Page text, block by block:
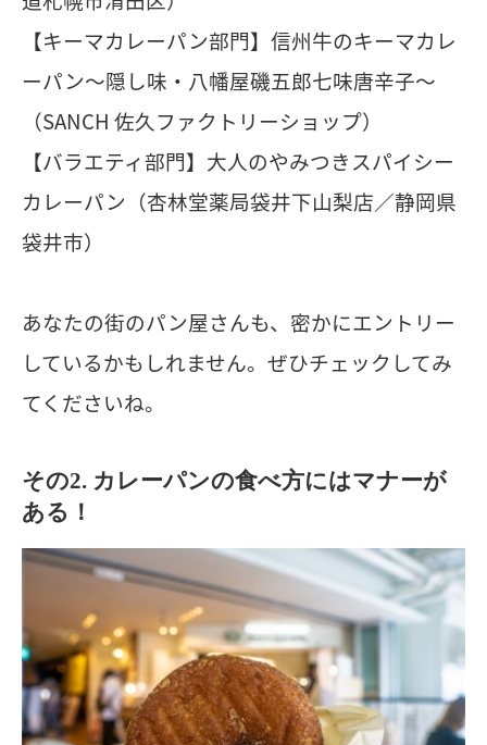
【キーマカレーパン部門】信州牛のキーマカレ
ーパン～隠し味・八幡屋磯五郎七味唐辛子～
（SANCH 佐久ファクトリーショップ）
【バラエティ部門】大人のやみつきスパイシー
カレーパン（杏林堂薬局袋井下山梨店／静岡県
袋井市）
あなたの街のパン屋さんも、密かにエントリー
しているかもしれません。ぜひチェックしてみ
てくださいね。
その2. カレーパンの食べ方にはマナーが
ある！